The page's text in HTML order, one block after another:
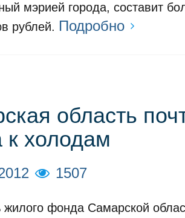
мэрией города, составит
рублей. Подробно
область
к холодам
1507
жилого фонда Самарской